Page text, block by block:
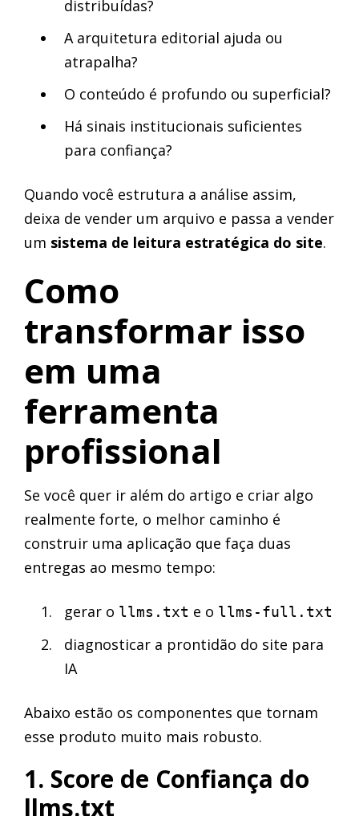
distribuídas?
A arquitetura editorial ajuda ou
atrapalha?
O conteúdo é profundo ou superficial?
Há sinais institucionais suficientes
para confiança?
Quando você estrutura a análise assim,
deixa de vender um arquivo e passa a vender
um sistema de leitura estratégica do site.
Como
transformar isso
em uma
ferramenta
profissional
Se você quer ir além do artigo e criar algo
realmente forte, o melhor caminho é
construir uma aplicação que faça duas
entregas ao mesmo tempo:
gerar o llms.txt e o llms-full.txt
diagnosticar a prontidão do site para
IA
Abaixo estão os componentes que tornam
esse produto muito mais robusto.
1. Score de Confiança do
llms.txt